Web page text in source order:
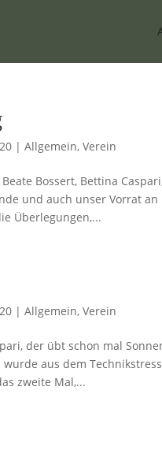
|Allgemein,Verein
Bossert, Bettina
und auch unser Vorrat
Überlegungen,...
|Allgemein,Verein
der übt schon mal
aus dem
zweite Mal,...